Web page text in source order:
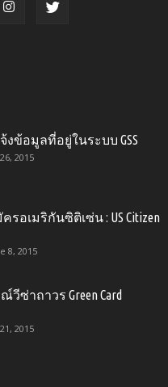
งข้อมูลที่อยู่ในระบบ GSS
2015
รอเมริกันซิติเซ่น : US Citizen
8, 2015
ซ่าถาวร Green Card
2015